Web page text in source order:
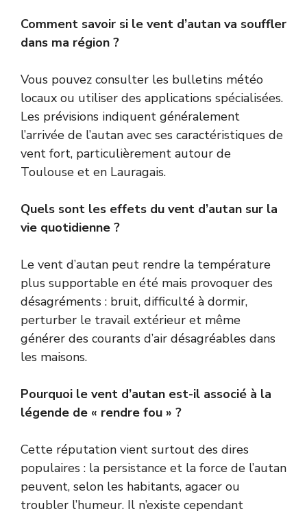
Comment savoir si le vent d’autan va souffler
dans ma région ?
Vous pouvez consulter les bulletins météo
locaux ou utiliser des applications spécialisées.
Les prévisions indiquent généralement
l’arrivée de l’autan avec ses caractéristiques de
vent fort, particulièrement autour de
Toulouse et en Lauragais.
Quels sont les effets du vent d’autan sur la
vie quotidienne ?
Le vent d’autan peut rendre la température
plus supportable en été mais provoquer des
désagréments : bruit, difficulté à dormir,
perturber le travail extérieur et même
générer des courants d’air désagréables dans
les maisons.
Pourquoi le vent d’autan est-il associé à la
légende de « rendre fou » ?
Cette réputation vient surtout des dires
populaires : la persistance et la force de l’autan
peuvent, selon les habitants, agacer ou
troubler l’humeur. Il n’existe cependant